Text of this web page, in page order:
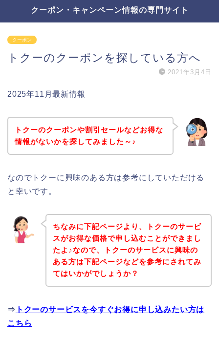
クーポン・キャンペーン情報の専門サイト
クーポン
トクーのクーポンを探している方へ
2021年3月4日
2025年11月最新情報
トクーのクーポンや割引セールなどお得な
情報がないかを探してみました～♪
なのでトクーに興味のある方は参考にしていただける
と幸いです。
ちなみに下記ページより、トクーのサービ
スがお得な価格で申し込むことができまし
たよ♪なので、トクーのサービスに興味の
ある方は下記ページなどを参考にされてみ
てはいかがでしょうか？
⇒ トクーのサービスを今すぐお得に申し込みたい方は
こちら